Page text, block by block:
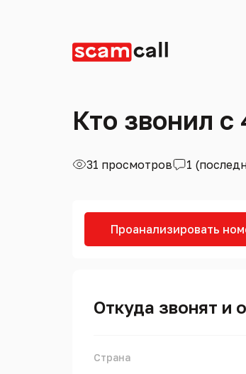
Кто звонил
31 просмотров 1
Проанализировать
Откуда звонят и
Страна